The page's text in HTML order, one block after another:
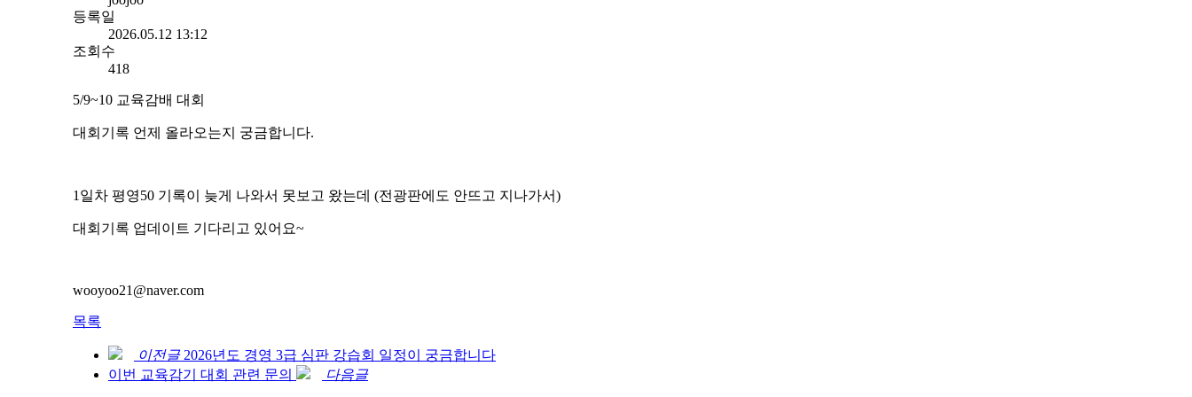
등록일
2026.05.12 13:12
조회수
418
5/9~10 교육감배 대회
대회기록 언제 올라오는지 궁금합니다.
1일차 평영50 기록이 늦게 나와서 못보고 왔는데 (전광판에도 안뜨고 지나가서)
대회기록 업데이트 기다리고 있어요~
wooyoo21@naver.com
목록
이전글 2026년도 경영 3급 심판 강습회 일정이 궁금합니다
이번 교육감기 대회 관련 문의
다음글